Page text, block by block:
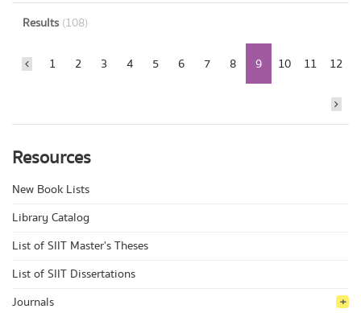
Results (108)
1 2 3 4 5 6 7 8 9 10 11 12
Resources
New Book Lists
Library Catalog
List of SIIT Master's Theses
List of SIIT Dissertations
Journals